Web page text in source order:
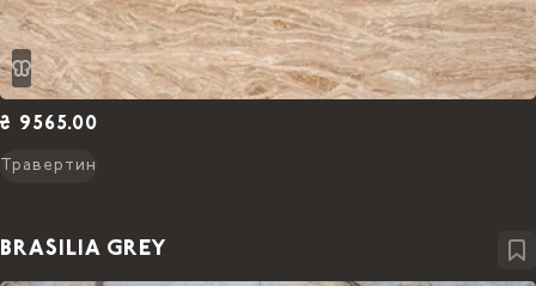
₴ 9565.00
Травертин
BRASILIA GREY